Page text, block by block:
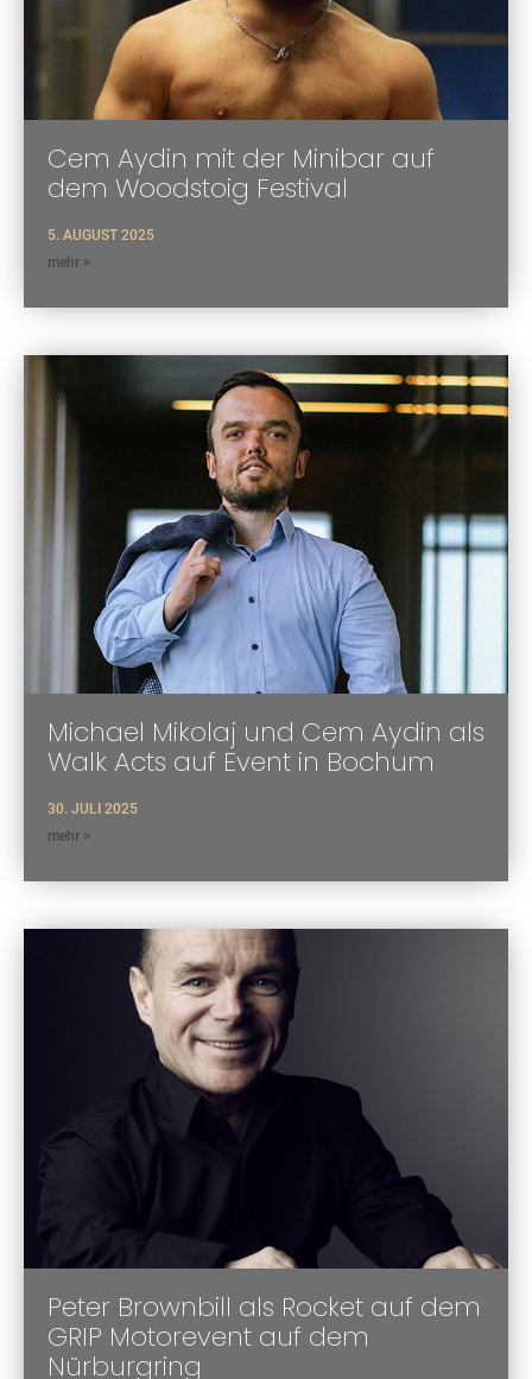
Cem Aydin mit der Minibar auf
dem Woodstoig Festival
5. AUGUST 2025
mehr >
Michael Mikolaj und Cem Aydin als
Walk Acts auf Event in Bochum
30. JULI 2025
mehr >
Peter Brownbill als Rocket auf dem
GRIP Motorevent auf dem
Nürburgring